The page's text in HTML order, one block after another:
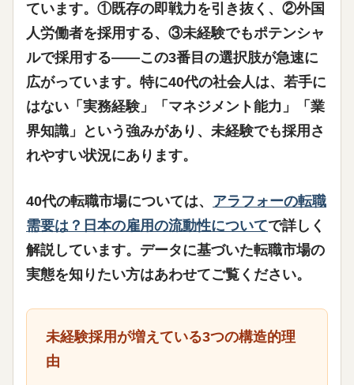
ています。①既存の即戦力を引き抜く、②外国
人労働者を採用する、 ③未経験でもポテンシャ
ルで採用する——この3番目の選択肢が急速に
広がっています。特に40代の社会人は、若手に
はない「実務経験」「マネジメント能力」「業
界知識」という強みがあり、未経験でも採用さ
れやすい状況にあります。
40代の転職市場については、 アラフォーの転職
需要は？日本の雇用の流動性についてで詳しく
解説しています。データに基づいた転職市場の
実態を知りたい方はあわせてご覧ください。
未経験採用が増えている3つの構造的理
由